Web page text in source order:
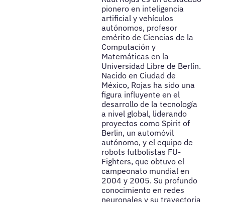
pionero en inteligencia
artificial y vehículos
autónomos, profesor
emérito de Ciencias de la
Computación y
Matemáticas en la
Universidad Libre de Berlín.
Nacido en Ciudad de
México, Rojas ha sido una
figura influyente en el
desarrollo de la tecnología
a nivel global, liderando
proyectos como Spirit of
Berlin, un automóvil
autónomo, y el equipo de
robots futbolistas FU-
Fighters, que obtuvo el
campeonato mundial en
2004 y 2005. Su profundo
conocimiento en redes
neuronales y su trayectoria